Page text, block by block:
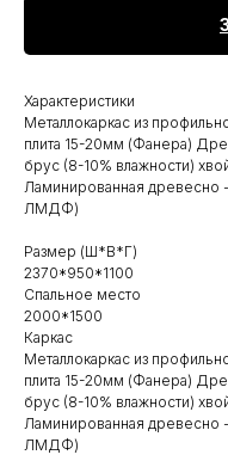
Характеристики
Металлокаркас из
плита 15-20мм (Фанера)
брус (8-10% влажности)
Ламинированная
ЛМДФ)
Размер (Ш*В*Г)
2370*950*1100
Спальное место
2000*1500
Каркас
Металлокаркас из
плита 15-20мм (Фанера)
брус (8-10% влажности)
Ламинированная
ЛМДФ)